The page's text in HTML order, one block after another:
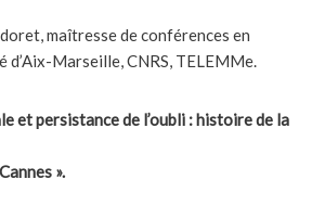
maîtresse de conférences en
Marseille, CNRS, TELEMMe.
et persistance de l’oubli : histoire de la
».